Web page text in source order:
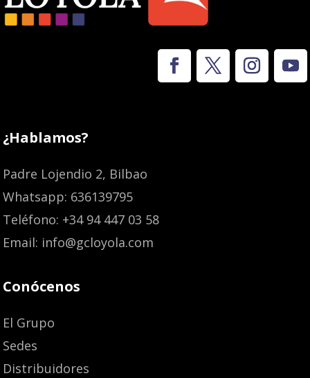
¿Hablamos?
Padre Lojendio 2, Bilbao
Whatsapp: 636139795
Teléfono: +34 94 447 03 58
Email: info@gcloyola.com
Conócenos
El Grupo
Sedes
Distribuidores